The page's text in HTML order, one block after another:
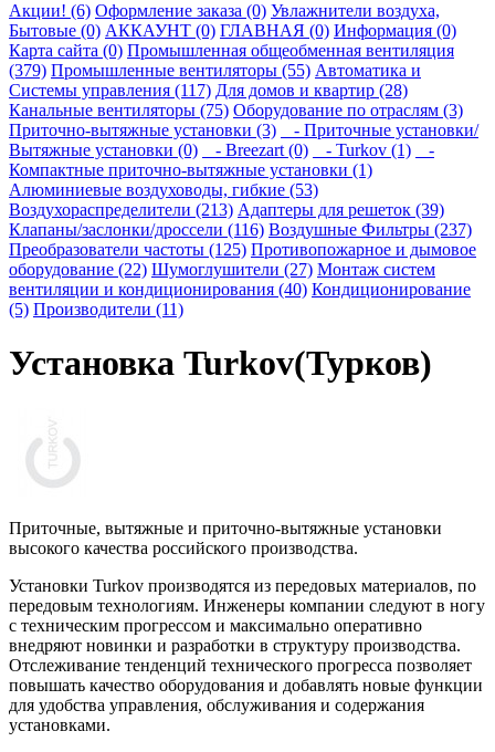
Акции! (6) Оформление заказа (0) Увлажнители воздуха,
Бытовые (0) АККАУНТ (0) ГЛАВНАЯ (0) Информация (0)
Карта сайта (0) Промышленная общеобменная вентиляция
(379) Промышленные вентиляторы (55) Автоматика и
Системы управления (117) Для домов и квартир (28)
Канальные вентиляторы (75) Оборудование по отраслям (3)
Приточно-вытяжные установки (3)
- Приточные установки/
Вытяжные установки (0)
- Breezart (0) - Turkov (1)
-
Компактные приточно-вытяжные установки (1)
Алюминиевые воздуховоды, гибкие (53)
Воздухораспределители (213) Адаптеры для решеток (39)
Клапаны/заслонки/дроссели (116) Воздушные Фильтры (237)
Преобразователи частоты (125) Противопожарное и дымовое
оборудование (22) Шумоглушители (27) Монтаж систем
вентиляции и кондиционирования (40) Кондиционирование
(5) Производители (11)
Установка Turkov(Турков)
Приточные, вытяжные и приточно-вытяжные установки
высокого качества российского производства.
Установки Turkov производятся из передовых материалов, по
передовым технологиям. Инженеры компании следуют в ногу
с техническим прогрессом и максимально оперативно
внедряют новинки и разработки в структуру производства.
Отслеживание тенденций технического прогресса позволяет
повышать качество оборудования и добавлять новые функции
для удобства управления, обслуживания и содержания
установками.